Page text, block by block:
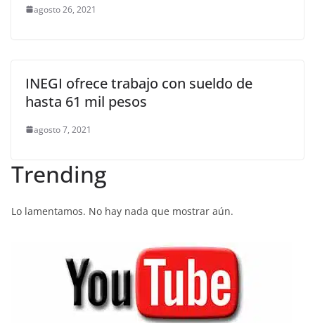
agosto 26, 2021
INEGI ofrece trabajo con sueldo de
hasta 61 mil pesos
agosto 7, 2021
Trending
Lo lamentamos. No hay nada que mostrar aún.